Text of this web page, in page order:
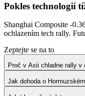
Pokles technologií
Shanghai Composite -
ochlazením tech rally.
Zeptejte se na to
Proč v Asii chladne rally v
Jak dohoda o